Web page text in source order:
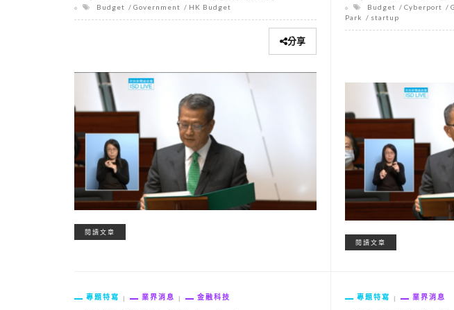
Budget
Government HK Budget
分享
閱讀文章
Budget
Cyberport
Park
startup
閱讀文章
專題特寫 業界消息 金融科技 專題特寫 業界消息